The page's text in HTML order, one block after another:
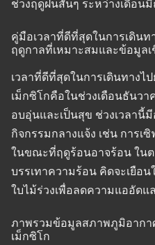
ช่วงฤดูฝนสั้นๆ ระหว่างเดือน
คู่มือเวลาที่ดีที่สุดในการเดินท
ฤดูกาลที่เหมาะสมและข้อมูล
เวลาที่ดีที่สุดในการเดินทางไป
เม็กซิโกคือในช่วงเดือนธันว
อบอุ่นและเป็นสุข ช่วงเวลา
กิจกรรมกลางแจ้ง เช่น การเ
ในขณะที่ฤดูร้อนอาจร้อน ใน
บรรเทาความร้อน คิดจะเยือ
ใบไม้ร่วงเพื่อลดความแออัดแ
ภาพรวมข้อมูลสภาพภูมิอากา
เม็กซิโก